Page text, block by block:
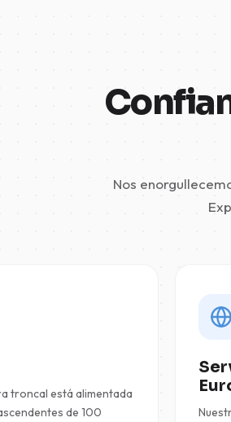
Nos
troncal está alimentada
de 100